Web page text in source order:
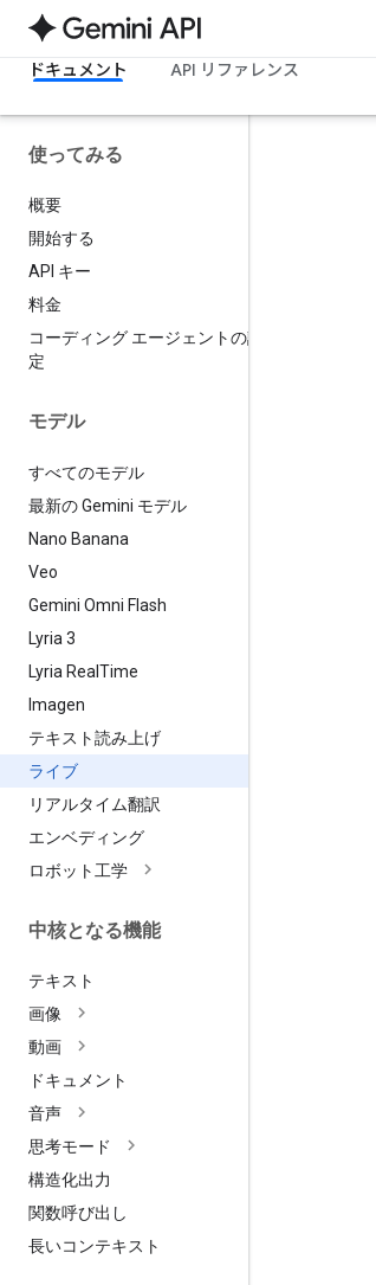
ドキュメント API リファレンス
使ってみる
概要
開始する
API キー
料金
コーディング エージェントの設
定
モデル
すべてのモデル
最新の Gemini モデル
Nano Banana
Veo
Gemini Omni Flash
Lyria 3
Lyria Real Time
Imagen
テキスト読み上げ
ライブ
リアルタイム翻訳
エンベディング
ロボット工学
中核となる機能
テキスト
画像
動画
ドキュメント
音声
思考モード
構造化出力
関数呼び出し
長いコンテキスト